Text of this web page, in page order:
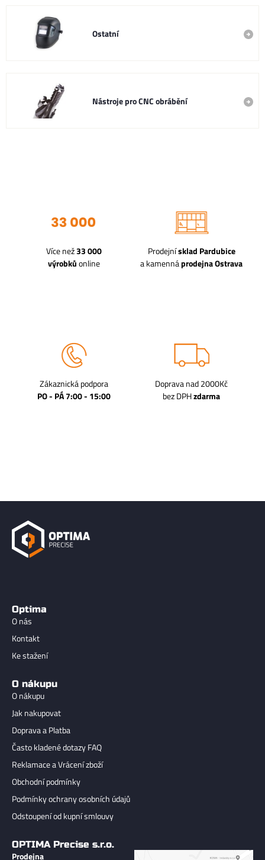
Ostatní
Nástroje pro CNC obrábění
Více než33 000
výrobkůonline
Prodejnísklad Pardubice
a kamennáprodejna Ostrava
Zákaznická podpora
PO - PÁ 7:00 - 15:00
Doprava nad 2000Kč
bez DPHzdarma
Optima
O nás
Kontakt
Ke stažení
O nákupu
O nákupu
Jak nakupovat
Doprava a Platba
Často kladené dotazy FAQ
Reklamace a Vrácení zboží
Obchodní podmínky
Podmínky ochrany osobních údajů
Odstoupení od kupní smlouvy
OPTIMA Precise s.r.o.
Prodejna